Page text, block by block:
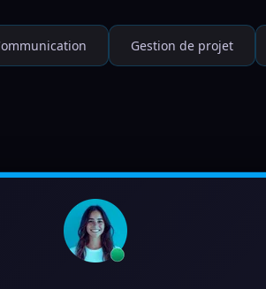
Gestion de projet